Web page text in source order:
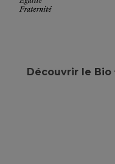
Découvrir le Bio